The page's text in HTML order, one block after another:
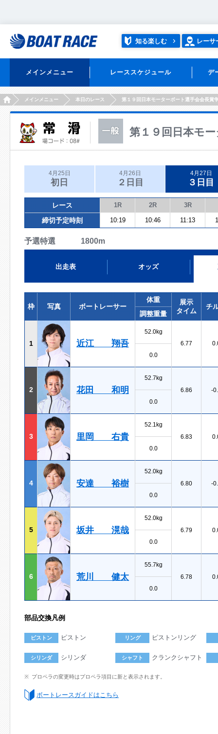
知る楽しむ レーサ
メインメニュー レーススケジュール デ
HOMEメインメニュー 本日のレース 第１９回日本モーターボート選手会会長賞
第１９回日本モ
4月25日
初日
4月26日
２日目
4月27日
３日目
レース 1R 2R 3R
締切予定時刻 10:19 10:46 11:13
予選特選 1800m
出走表 オッズ
枠 写真 ボートレーサー
体重
展示
タイム
チ
調整重量
1 近江 翔吾
52.0kg
6.77
0.0
2 花田 和明
52.7kg
6.86
-
0.0
3 里岡 右貴
52.1kg
6.83
0.0
4 安達 裕樹
52.0kg
6.80
-
0.0
5 坂井 滉哉
52.0kg
6.79
0.0
6 荒川 健太
55.7kg
6.78
0.0
部品交換凡例
ピストン ピストン リング ピストンリング
シリンダ シリンダ シャフト クランクシャフト
プロペラの変更時はプロペラ項目に新と表示されます。
ボートレースガイドはこちら